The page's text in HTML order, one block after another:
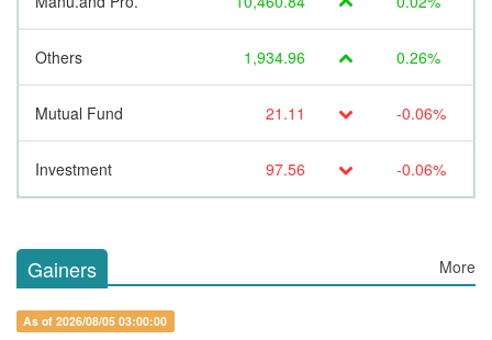
Others 1,934.96 0.26%
Mutual Fund 21.11 -0.06%
Investment 97.56 -0.06%
Gainers More
As of 2026/08/05 03:00:00